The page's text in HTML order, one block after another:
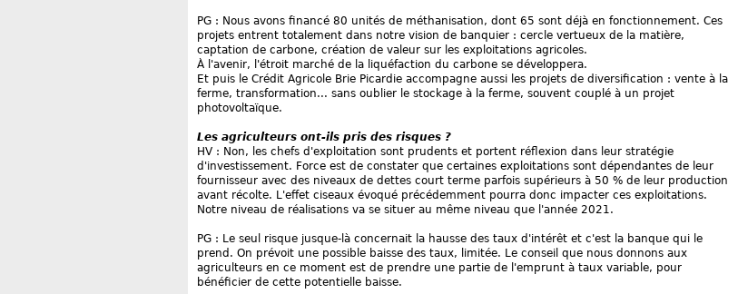
PG : Nous avons financé 80 unités de méthanisation, dont 65 sont déjà en fonctionnement. Ces
projets entrent totalement dans notre vision de banquier : cercle vertueux de la matière,
captation de carbone, création de valeur sur les exploitations agricoles.
À l'avenir, l'étroit marché de la liquéfaction du carbone se développera.
Et puis le Crédit Agricole Brie Picardie accompagne aussi les projets de diversification : vente à la
ferme, transformation... sans oublier le stockage à la ferme, souvent couplé à un projet
photovoltaïque.
Les agriculteurs ont-ils pris des risques ?
HV : Non, les chefs d'exploitation sont prudents et portent réflexion dans leur stratégie
d'investissement. Force est de constater que certaines exploitations sont dépendantes de leur
fournisseur avec des niveaux de dettes court terme parfois supérieurs à 50 % de leur production
avant récolte. L'effet ciseaux évoqué précédemment pourra donc impacter ces exploitations.
Notre niveau de réalisations va se situer au même niveau que l'année 2021.
PG : Le seul risque jusque-là concernait la hausse des taux d'intérêt et c'est la banque qui le
prend. On prévoit une possible baisse des taux, limitée. Le conseil que nous donnons aux
agriculteurs en ce moment est de prendre une partie de l'emprunt à taux variable, pour
bénéficier de cette potentielle baisse.